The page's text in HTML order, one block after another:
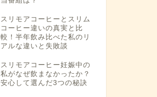
スリモアコーヒーとスリム
コーヒー違いの真実と比
較！半年飲み比べた私のリ
アルな違いと失敗談
スリモアコーヒー妊娠中の
私がなぜ飲まなかったか？
安心して選んだ3つの秘訣